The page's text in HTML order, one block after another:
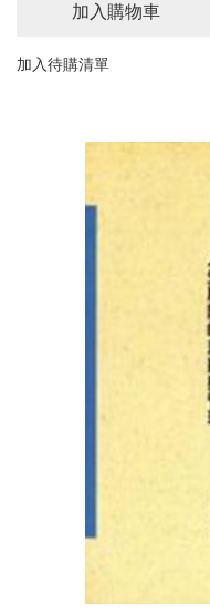
加入購物車
加入待購清單